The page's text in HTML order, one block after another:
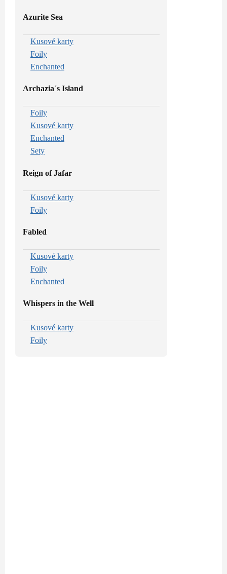
Azurite Sea
Kusové karty
Foily
Enchanted
Archazia´s Island
Foily
Kusové karty
Enchanted
Sety
Reign of Jafar
Kusové karty
Foily
Fabled
Kusové karty
Foily
Enchanted
Whispers in the Well
Kusové karty
Foily